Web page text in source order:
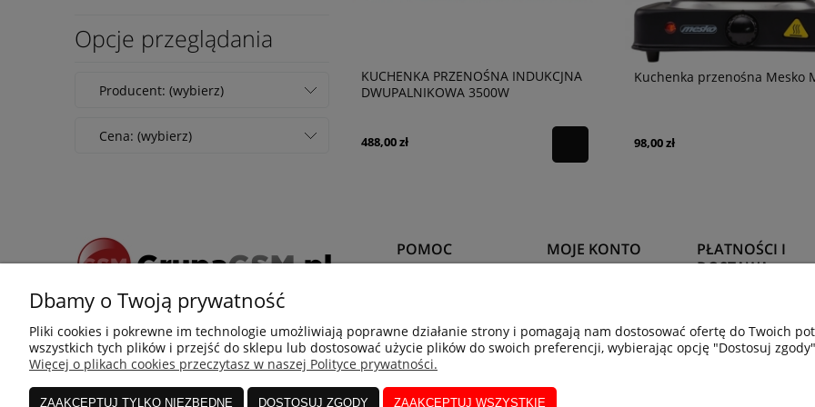
Opcje przeglądania
Producent: (wybierz)
Cena: (wybierz)
KUCHENKA PRZENOŚNA INDUKCJNA
DWUPALNIKOWA 3500W
488,00 zł
Kuchenka przenośna Mesko
98,00 zł
+48 666 063 822
adres:
ul. Rzeszowska 90, 39-200 Dębica
POMOC
Pytania i odpowiedzi
Regulamin
MOJE KONTO
Ustawienia konta
Przechowalnia
PŁATNOŚCI I
DOSTAWA
Formy płatności
Czas i koszty
Dbamy o Twoją prywatność
Pliki cookies i pokrewne im technologie umożliwiają poprawne działanie strony i pomagają nam dostosować ofertę do Twoich
wszystkich tych plików i przejść do sklepu lub dostosować użycie plików do swoich preferencji, wybierając opcję "Dostosuj
Więcej o plikach cookies przeczytasz w naszej Polityce prywatności.
ZAAKCEPTUJ TYLKO NIEZBĘDNE DOSTOSUJ ZGODY ZAAKCEPTUJ WSZYSTKIE